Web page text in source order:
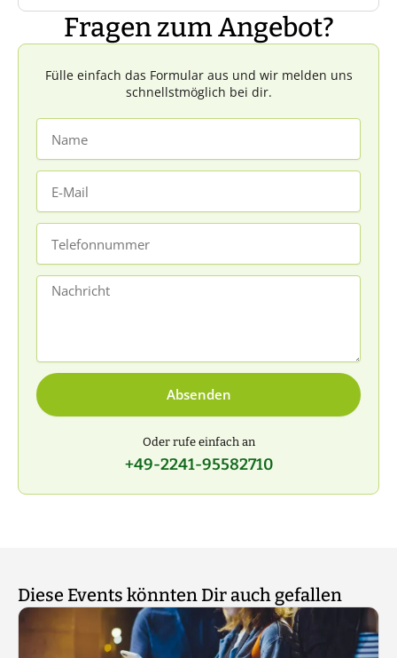
Kleidung zu tragen und ausreichend
Wasser mitzubringen.
ihr Euren Startzeitpunkt frei wählen.
Das Set muss innerhalb von drei Tagen
Fragen zum Angebot?
Fülle einfach das Formular aus und wir melden uns
schnellstmöglich bei dir.
Mail
Nachricht
Absenden
Oder rufe einfach an
+49-2241-95582710
Diese Events könnten Dir auch gefallen